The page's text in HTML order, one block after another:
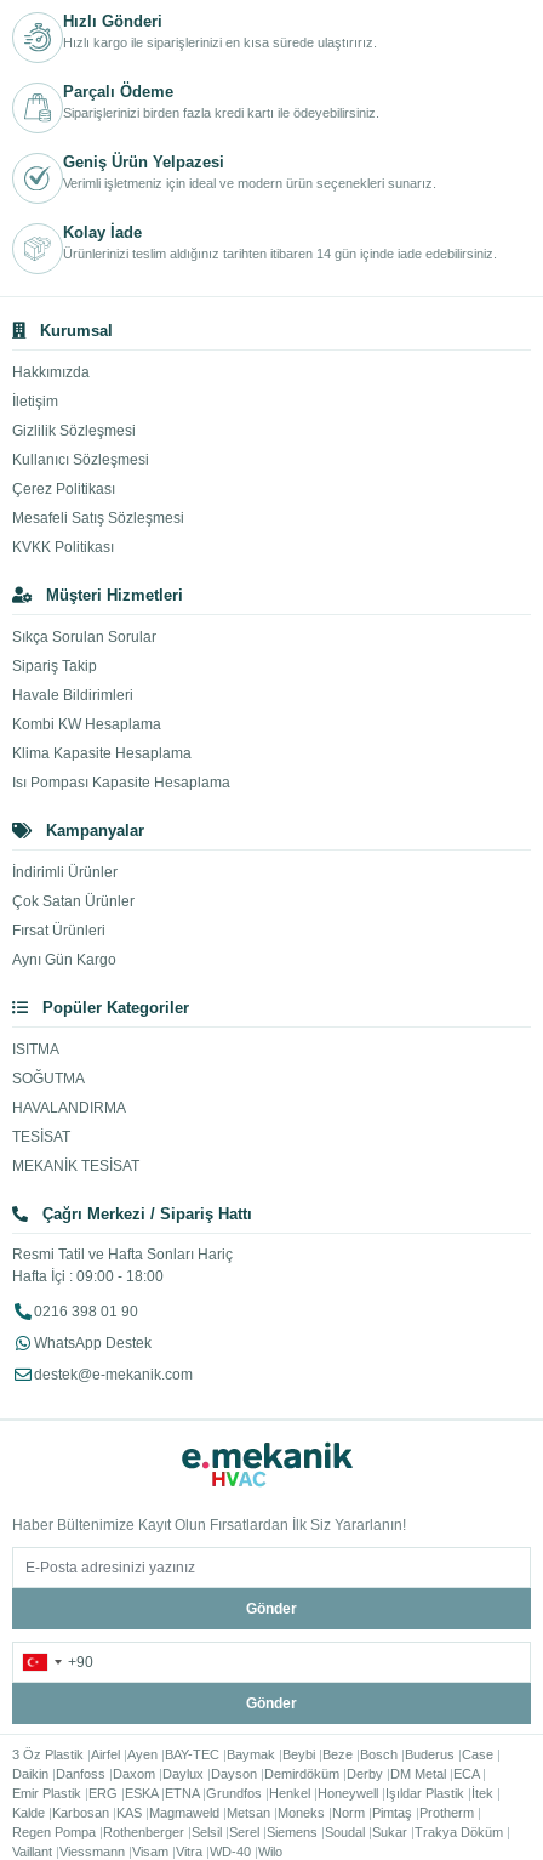
Hızlı Gönderi
Hızlı kargo ile siparişlerinizi en kısa sürede ulaştırırız.
Parçalı Ödeme
Siparişlerinizi birden fazla kredi kartı ile ödeyebilirsiniz.
Geniş Ürün Yelpazesi
Verimli işletmeniz için ideal ve modern ürün seçenekleri sunarız.
Kolay İade
Ürünlerinizi teslim aldığınız tarihten itibaren 14 gün içinde iade edebilirsiniz.
Kurumsal
Hakkımızda
İletişim
Gizlilik Sözleşmesi
Kullanıcı Sözleşmesi
Çerez Politikası
Mesafeli Satış Sözleşmesi
KVKK Politikası
Müşteri Hizmetleri
Sıkça Sorulan Sorular
Sipariş Takip
Havale Bildirimleri
Kombi KW Hesaplama
Klima Kapasite Hesaplama
Isı Pompası Kapasite Hesaplama
Kampanyalar
İndirimli Ürünler
Çok Satan Ürünler
Fırsat Ürünleri
Aynı Gün Kargo
Popüler Kategoriler
ISITMA
SOĞUTMA
HAVALANDIRMA
TESİSAT
MEKANİK TESİSAT
Çağrı Merkezi / Sipariş Hattı
Resmi Tatil ve Hafta Sonları Hariç
Hafta İçi : 09:00 - 18:00
0216 398 01 90
WhatsApp Destek
destek@e-mekanik.com
Haber Bültenimize Kayıt Olun Fırsatlardan İlk Siz Yararlanın!
Gönder
Gönder
3 Öz Plastik Airfel Ayen BAY-TEC Baymak Beybi Beze Bosch Buderus Case
Daikin Danfoss Daxom Daylux Dayson Demirdöküm Derby DM Metal ECA
Emir Plastik
ERG ESKA ETNA Grundfos Henkel Honeywell Işıldar Plastik
İtek
Kalde Karbosan KAS Magmaweld Metsan Moneks Norm Pimtaş
Protherm
Regen Pompa Rothenberger Selsil Serel Siemens Soudal Sukar Trakya Döküm
Vaillant Viessmann Visam Vitra WD-40 Wilo